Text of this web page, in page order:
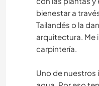
bienestar a
Tailandés o la
arquitectura. Me
carpintería.
Uno de nuestros